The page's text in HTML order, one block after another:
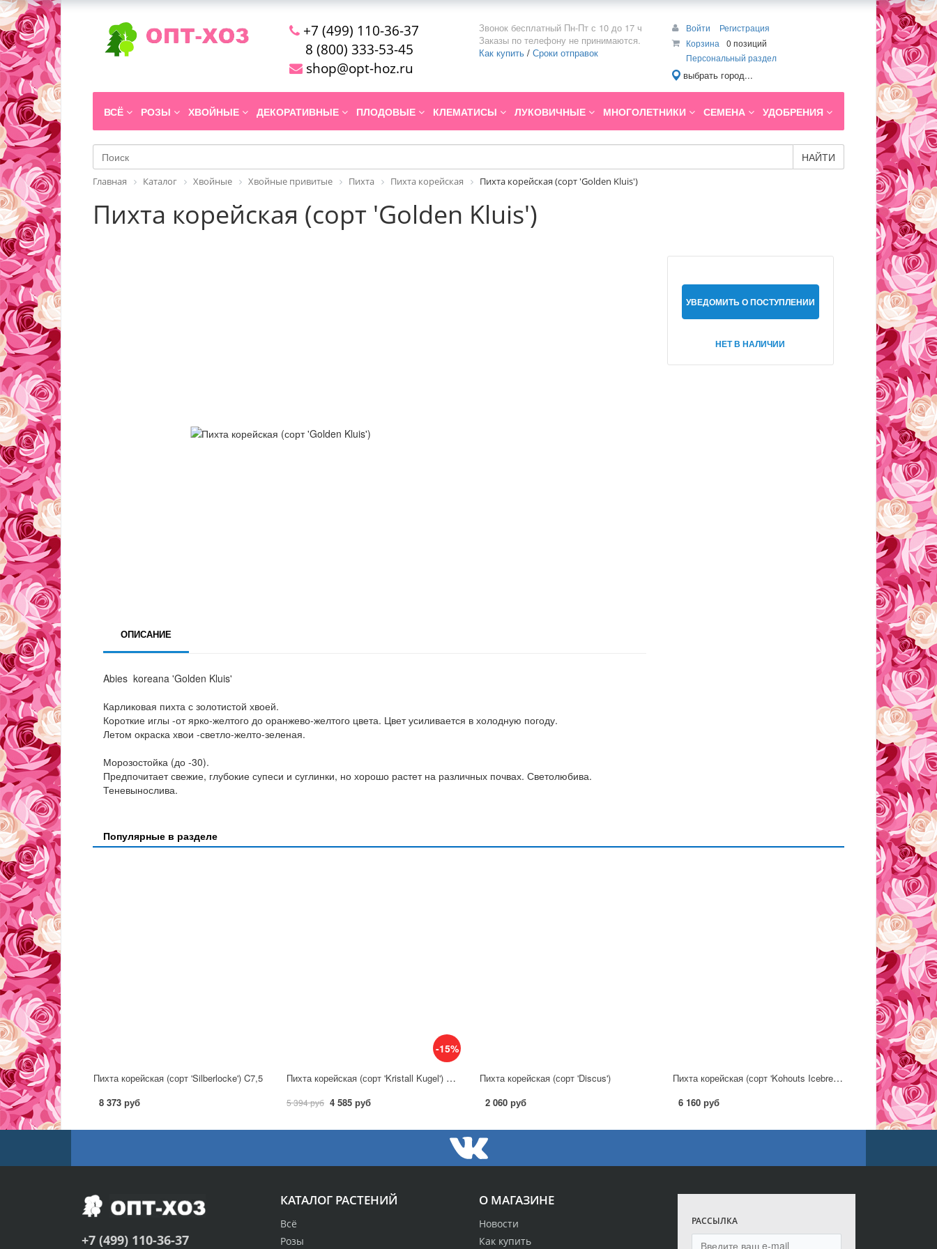
+7 (499) 110-36-37
8 (800) 333-53-45
shop@opt-hoz.ru
Звонок бесплатный Пн-Пт с 10 до 17 ч
Заказы по телефону не принимаются.
Как купить / Сроки отправок
Войти
Регистрация
Корзина
0 позиций
Персональный раздел
выбрать город...
ВСЁ РОЗЫ ХВОЙНЫЕ ДЕКОРАТИВНЫЕ ПЛОДОВЫЕ КЛЕМАТИСЫ ЛУКОВИЧНЫЕ МНОГОЛЕТНИКИ СЕМЕНА УДОБРЕНИЯ
НАЙТИ
Главная Каталог Хвойные Хвойные привитые Пихта Пихта корейская Пихта корейская (сорт 'Golden Kluis')
Пихта корейская (сорт 'Golden Kluis')
УВЕДОМИТЬ О ПОСТУПЛЕНИИ
НЕТ В НАЛИЧИИ
ОПИСАНИЕ
Abies koreana 'Golden Kluis'
Карликовая пихта с золотистой хвоей.
Короткие иглы -от ярко-желтого до оранжево-желтого цвета. Цвет усиливается в холодную погоду.
Летом окраска хвои -светло-желто-зеленая.
Морозостойка (до -30).
Предпочитает свежие, глубокие супеси и суглинки, но хорошо растет на различных почвах. Светолюбива.
Теневынослива.
Популярные в разделе
Пихта корейская (сорт 'Silberlocke') C7,5
8 373 руб
-15%
Пихта корейская (сорт 'Kristall Kugel') PA40-60
5 394 руб 4 585 руб
Пихта корейская (сорт 'Discus')
2 060 руб
Пихта корейская (сорт 'Kohouts Icebreaker PBR') C2
6 160 руб
О МАГАЗИНЕ
Новости
Как купить
КАТАЛОГ РАСТЕНИЙ
Всё
Розы
РАССЫЛКА
+7 (499) 110-36-37